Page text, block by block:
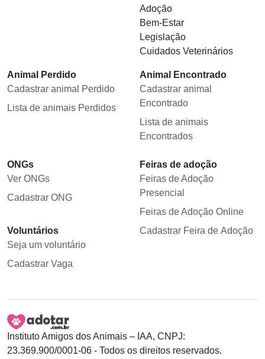
Adoção
Bem-Estar
Legislação
Cuidados Veterinários
Animal Perdido
Cadastrar animal Perdido
Lista de animais Perdidos
Animal Encontrado
Cadastrar animal
Encontrado
Lista de animais
Encontrados
ONGs
Ver ONGs
Cadastrar ONG
Voluntários
Seja um voluntário
Cadastrar Vaga
Feiras de adoção
Feiras de Adoção
Presencial
Feiras de Adoção Online
Cadastrar Feira de Adoção
Instituto Amigos dos Animais – IAA, CNPJ:
23.369.900/0001-06 - Todos os direitos reservados.